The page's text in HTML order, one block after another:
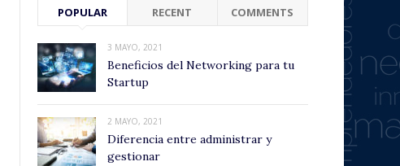
POPULAR RECENT COMMENTS
3 MAYO, 2021
Beneficios del Networking para tu
Startup
2 MAYO, 2021
Diferencia entre administrar y
gestionar